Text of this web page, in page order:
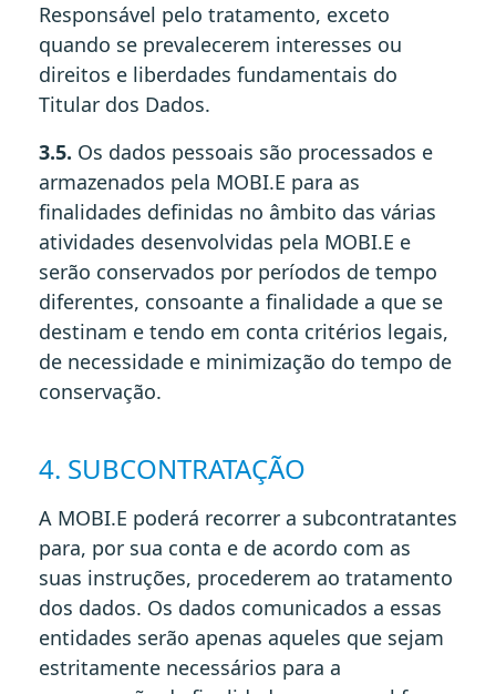
Responsável pelo tratamento, exceto
quando se prevalecerem interesses ou
direitos e liberdades fundamentais do
Titular dos Dados.
3.5. Os dados pessoais são processados e
armazenados pela MOBI.E para as
finalidades definidas no âmbito das várias
atividades desenvolvidas pela MOBI.E e
serão conservados por períodos de tempo
diferentes, consoante a finalidade a que se
destinam e tendo em conta critérios legais,
de necessidade e minimização do tempo de
conservação.
4. SUBCONTRATAÇÃO
A MOBI.E poderá recorrer a subcontratantes
para, por sua conta e de acordo com as
suas instruções, procederem ao tratamento
dos dados. Os dados comunicados a essas
entidades serão apenas aqueles que sejam
estritamente necessários para a